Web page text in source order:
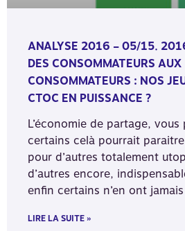
ANALYSE 2016 – 05/15.
DES CONSOMMATEURS AUX
CONSOMMATEURS : NOS
CTOC EN PUISSANCE ?
L’économie de partage, vous
certains celà pourrait
pour d’autres totalement
d’autres encore,
enfin certains n’en ont
LIRE LA SUITE »